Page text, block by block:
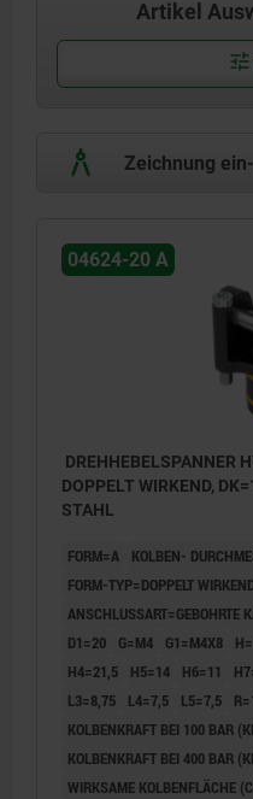
Artikel
Zeichnung
04624-20 A
DREHHEBELSPANNER
DOPPELT WIRKEND,
STAHL
FORM=A
KOLBEN-
FORM-TYP=DOPPELT
ANSCHLUSSART=GEBOHRTE
D1=20
G=M4 G1=M4X8
H4=21,5
H5=14 H6=11
L3=8,75
L4=7,5 L5=7,5
KOLBENKRAFT BEI 100 BAR
KOLBENKRAFT BEI 400 BAR
WIRKSAME KOLBENFLÄCHE